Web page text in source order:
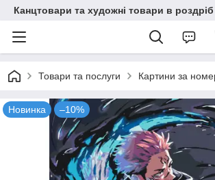
Канцтовари та художні товари в
Товари та послуги Картини за
Новинка –10%